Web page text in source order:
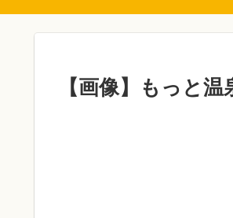
【画像】もっと